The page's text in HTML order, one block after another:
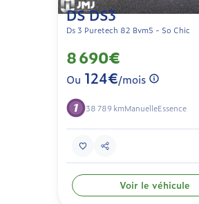
DS DS3
Ds 3 Puretech 82 Bvm5 - So Chic
8 690€
Ou 124€/mois
38 789 kmManuelleEssence
Voir le véhicule